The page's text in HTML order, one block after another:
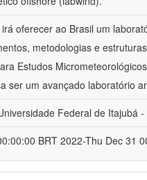
oferecer ao Brasil um
metodologias e
Estudos
ser um avançado laboratório
Federal de Itajubá -
BRT 2022-Thu Dec 31